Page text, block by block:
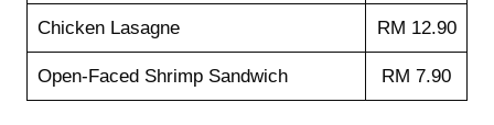
Chicken Lasagne RM 12.90
Open-Faced Shrimp Sandwich RM 7.90